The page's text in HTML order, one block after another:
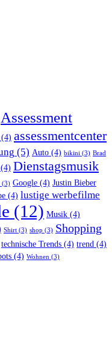
Assessment
(4) assessmentcenter
(5) Auto (4) bikini (3) Brad
(4) Dienstagsmusik
(3) Google (4) Justin Bieber
(4) lustige werbefilme
(12) Musik (4)
Shirt (3) shop (3) Shopping
technische Trends (4) trend (4)
(4) Wohnen (3)